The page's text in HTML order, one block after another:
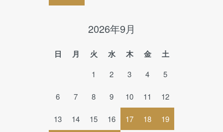
2026年9月
日 月 火 水 木 金 土
1 2 3 4 5
6 7 8 9 10 11 12
13 14 15 16 17 18 19